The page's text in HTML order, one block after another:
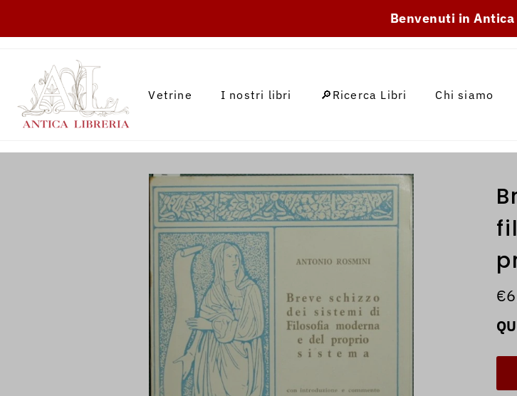
TRANSLATION MISSING: IT.ACCESSIBILITY.SKIP_TO_TEXTBenvenuti in
Vetrine I nostri libri 🔎Ricerca Libri Chi siamo